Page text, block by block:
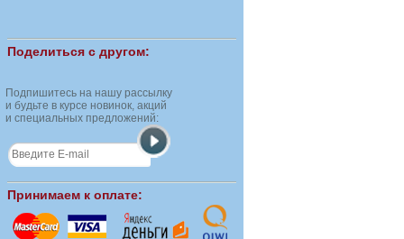
Поделиться с другом:
Подпишитесь на нашу рассылку
и будьте в курсе новинок, акций
и специальных предложений:
Принимаем к оплате: